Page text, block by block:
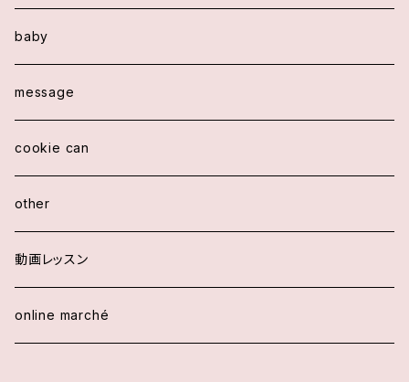
baby
message
cookie can
other
動画レッスン
online marché